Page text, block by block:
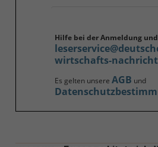
Hilfe bei der Anmeldung
wirtschafts-
Es gelten unsere AGB und